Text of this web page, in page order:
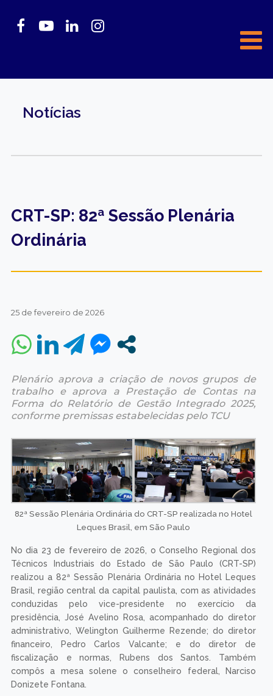
Notícias
CRT-SP: 82ª Sessão Plenária
Ordinária
25 de fevereiro de 2026
Plenário aprova a criação de novos grupos de
trabalho e aprova a Prestação de Contas na
Forma doRelatório de Gestão Integrado 2025,
conforme premissas estabelecidas pelo TCU
82ª Sessão Plenária Ordinária do CRT-SP realizada no Hotel
Leques Brasil, em São Paulo
No dia 23 de fevereiro de 2026, o Conselho Regional dos
Técnicos Industriais do Estado de São Paulo (CRT-SP)
realizou a 82ª Sessão Plenária Ordinária no Hotel Leques
Brasil, região central da capital paulista, com as atividades
conduzidas pelo vice-presidente no exercício da
presidência, José Avelino Rosa, acompanhado do diretor
administrativo, Welington Guilherme Rezende; do diretor
financeiro, Pedro Carlos Valcante; e do diretor de
fiscalização e normas, Rubens dos Santos. Também
compôs a mesa solene o conselheiro federal, Narciso
Donizete Fontana.